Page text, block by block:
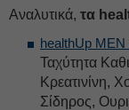
Αναλυτικά, τα
healthUp ΜΕΝ
Ταχύτητα
Κρεατινίνη,
Σίδηρος,